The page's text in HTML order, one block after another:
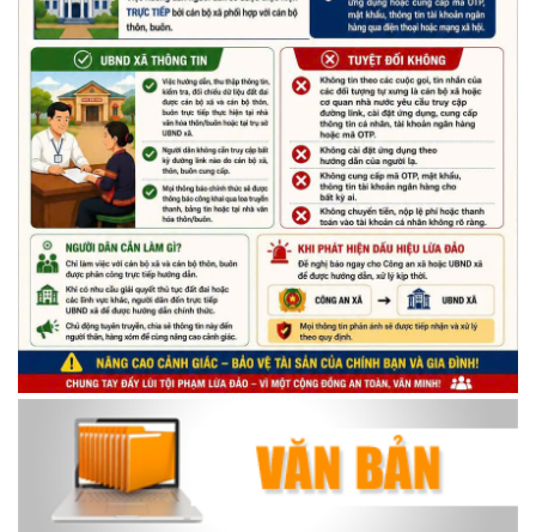
(15/05/2026)
Chương trình đối thoại giữa lãnh đạo UBND xã với thanh niên,
thiếu nhi trên địa bàn xã năm 2026
(14/05/2026)
Chương trình kỷ niệm 85 năm ngày thành lập Đội TNTP Hồ Chí
Minh (15/05/1941 – 15/05/2026) và kỷ niệm 136 năm ngày
sinh Chủ tịch Hồ Chí Minh (19/05/1890 – 19/05/2026).
(14/05/2026)
Thông báo tiếp nhận phản ánh, kiến nghị về quy định thủ tục
hành chính
(07/08/2026)
Thông báo về thực hiện Luật tương trợ tư pháp về dân sự và
các văn bản quy định chi tiết, hướng dẫn thi hành
(04/08/2026)